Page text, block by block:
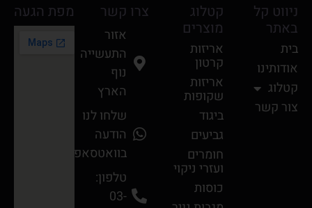
ניווט קל
באתר
בית
אודותינו
קטלוג
צור קשר
קטלוג
מוצרים
אריזות
קרטון
אריזות
שקופות
ביגוד
גביעים
חומרים
ועזרי ניקוי
כוסות
צרו קשר
אזור
התעשייה
נוף
הארץ
שלחו לנו
הודעה
בוואטסאפ
טלפון:
03-
מפת הגעה